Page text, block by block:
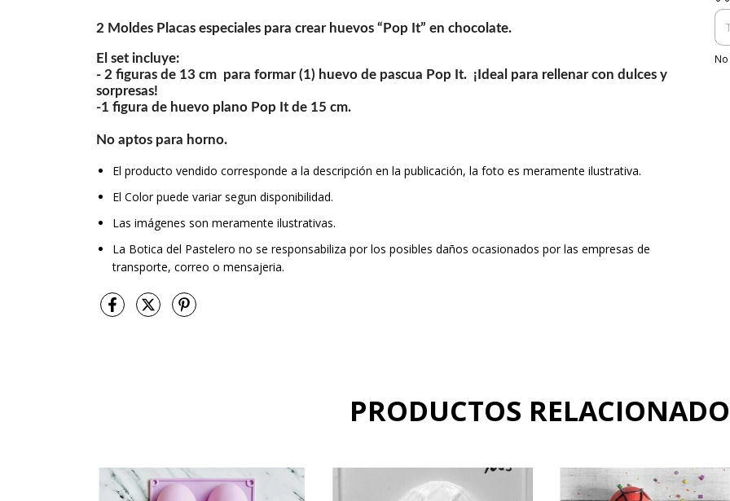
2 Moldes Placas especiales para crear huevos “Pop It” en chocolate.
El set incluye:
- 2 figuras de 13 cm para formar (1) huevo de pascua Pop It. ¡Ideal para rellenar con dulces y
sorpresas!
-1 figura de huevo plano Pop It de 15 cm.
No aptos para horno.
El producto vendido corresponde a la descripción en la publicación, la foto es meramente ilustrativa.
El Color puede variar segun disponibilidad.
Las imágenes son meramente ilustrativas.
La Botica del Pastelero no se responsabiliza por los posibles daños ocasionados por las empresas de
transporte, correo o mensajeria.
PRODUCTOS